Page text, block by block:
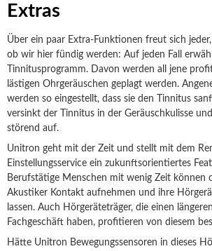
Extras
Über ein paar Extra-Funktionen freut sich
ob wir hier fündig werden: Auf jeden Fall
Tinnitusprogramm. Davon werden all jene
lästigen Ohrgeräuschen geplagt werden.
werden so eingestellt, dass sie den Tinnitus
versinkt der Tinnitus in der Geräuschkulisse
störend auf.
Unitron geht mit der Zeit und stellt mit dem
Einstellungsservice ein zukunftsorientiertes
Berufstätige Menschen mit wenig Zeit können
Akustiker Kontakt aufnehmen und ihre
lassen. Auch Hörgeräteträger, die einen
Fachgeschäft haben, profitieren von diesem
Hätte Unitron Bewegungssensoren in dieses